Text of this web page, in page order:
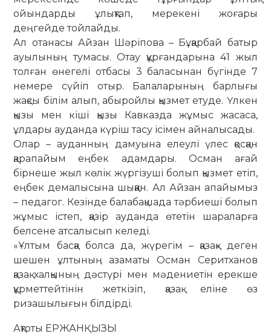
ойындарды ұлықтап, мерекені жоғары
деңгейде тойлайды.
Ал отанасы Айзан Шәріпова – Бұ­қарбай батыр
ауылының тумасы. Отау құрғандарына 41 жыл
толған өне­гелі отбасы 3 баласынан бүгінде 7
немере сүйіп отыр. Балаларының барлығы
жақсы білім алып, абыройлы қызмет етуде. Үлкен
қызы мен кіші қызы Кавказда жұмыс жасаса,
ұлдары ауданда күріш тасу ісімен айналысады.
Олар – ауданның дамуына елеу­лі үлес қосқан
қарапайым еңбек адам­дары. Осман ағай
бірнеше жыл кө­лік жүргізуші болып қызмет етіп,
ең­бек демалысына шыққан. Ал Ай­зан апайымыз
– педагог. Кезінде балабақшада тәрбиеші болып
жұмыс істеп, қазір ауданда өтетін шараларға
белсене атсалысып келеді.
«Ұлтым басқа болса да, жүрегім – қазақ» деген
шешен ұлтының азаматы Осман Серитханов
қазақ халқының дәстүрі мен мәдениетін ерекше
құрметтейтінін жеткізіп, қазақ еліне өз
ризашылығын білдірді.
Ақтоты ЕРЖАНҚЫЗЫ